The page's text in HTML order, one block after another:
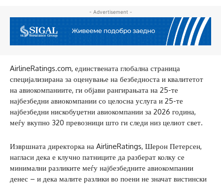
- Advertisement -
AirlineRatings.com, единствената глобална страница
специјализирана за оценување на безбедноста и квалитетот
на авиокомпаниите, ги објави рангирањата на 25-те
најбезбедни авиокомпании со целосна услуга и 25-те
најбезбедни нискобуџетни авиокомпании за 2026 година,
меѓу вкупно 320 превозници што ги следи низ целиот свет.
Извршната директорка на AirlineRatings, Шерон Петерсен,
нагласи дека е клучно патниците да разберат колку се
минимални разликите меѓу најбезбедните авиокомпании
денес – и дека малите разлики во поени не значат вистински